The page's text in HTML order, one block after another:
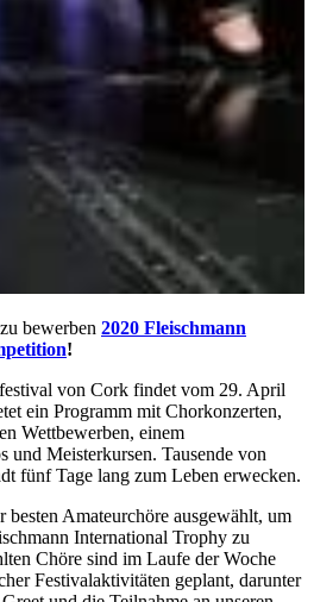
bewerben 2020 Fleischmann
!
von Cork findet vom 29. April
ein Programm mit Chorkonzerten,
Wettbewerben, einem
und Meisterkursen. Tausende von
fünf Tage lang zum Leben erwecken.
besten Amateurchöre ausgewählt, um
International Trophy zu
Chöre sind im Laufe der Woche
Festivalaktivitäten geplant, darunter